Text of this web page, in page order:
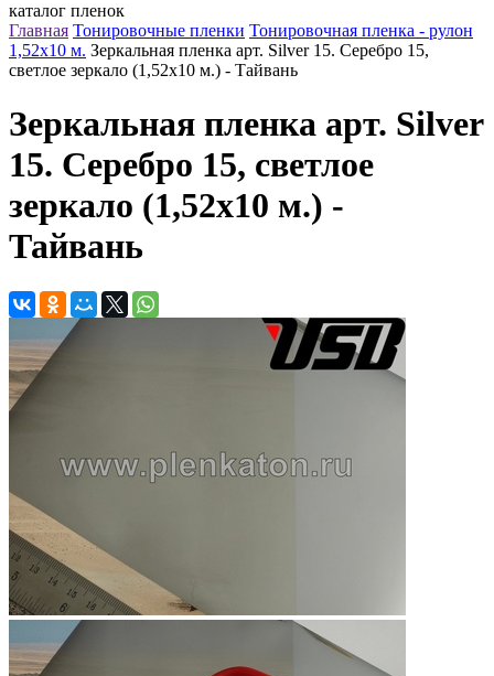
каталог пленок
Главная Тонировочные пленки Тонировочная пленка - рулон
1,52х10 м. Зеркальная пленка арт. Silver 15. Серебро 15,
светлое зеркало (1,52х10 м.) - Тайвань
Зеркальная пленка арт. Silver
15. Серебро 15, светлое
зеркало (1,52х10 м.) -
Тайвань